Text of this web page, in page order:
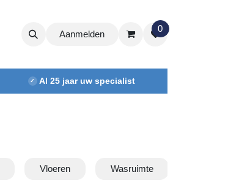
Aanmelden
0
✓ Al 25 jaar uw specialist
Vloeren Wasruimte